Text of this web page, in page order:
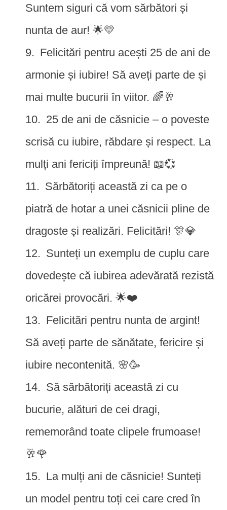
Suntem siguri că vom sărbători și
nunta de aur! 🌟💛
Felicitări pentru acești 25 de ani de
armonie și iubire! Să aveți parte de și
mai multe bucurii în viitor. 🌈🥂
25 de ani de căsnicie – o poveste
scrisă cu iubire, răbdare și respect. La
mulți ani fericiți împreună! 📖💞
Sărbătoriți această zi ca pe o
piatră de hotar a unei căsnicii pline de
dragoste și realizări. Felicitări! 🎊💎
Sunteți un exemplu de cuplu care
dovedește că iubirea adevărată rezistă
oricărei provocări. 🌟❤️
Felicitări pentru nunta de argint!
Să aveți parte de sănătate, fericire și
iubire necontenită. 🌸🥳
Să sărbătoriți această zi cu
bucurie, alături de cei dragi,
rememorând toate clipele frumoase!
🥂🌹
La mulți ani de căsnicie! Sunteți
un model pentru toți cei care cred în